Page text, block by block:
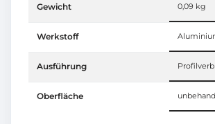
Gewicht 0,09 kg
Werkstoff
Ausführung
Oberfläche